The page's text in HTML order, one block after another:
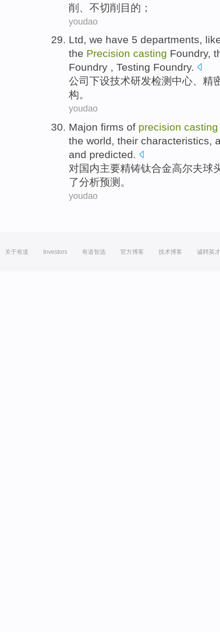
削
不切削目的；
youdao
Ltd, we have 5 departments,
the Precision casting Foundry,
Foundry , Testing Foundry.
公司下设技术研发检测 中心、 精
构。
youdao
Majon firms of precision casting
the world, their characteristics,
and predicted.
对国内主要精铸钛合金高尔夫球
了分析预测。
youdao
关于有道 Investors 有道智选 官方博客 技术博客 诚聘英才